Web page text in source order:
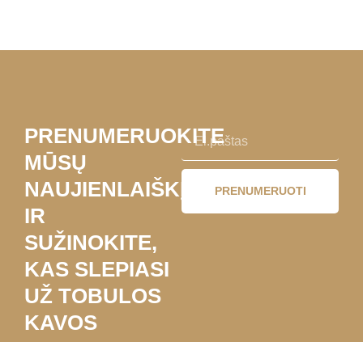
PRENUMERUOKITE
MŪSŲ
NAUJIENLAIŠKĮ
IR
SUŽINOKITE,
KAS SLEPIASI
UŽ TOBULOS
KAVOS
PRENUMERUOTI